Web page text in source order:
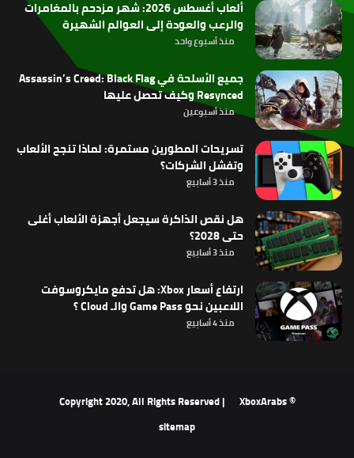
ألعاب أغسطس 2026: شهر مزدحم بالمغامرات
والرعب والعودة إلى العوالم الشهيرة
منذ أسبوع واحد
جميع الأسلحة في Assassin’s Creed: Black Flag
Resynced وكيف تحصل عليها
منذ أسبوعين
تسريحات المطورين مستمرة: لماذا تنجح الألعاب
وتفشل الشركات؟
منذ 3 أسابيع
هل نقص الذاكرة سيجعل أجهزة الألعاب أغلى
حتى 2028؟
منذ 3 أسابيع
ارتفاع أسعار Xbox: هل تدفع مايكروسوفت
اللاعبين نحو Game Pass والـ Cloud ؟
منذ 4 أسابيع
© Copyright 2020, All Rights Reserved |
XboxArabs
sitemap